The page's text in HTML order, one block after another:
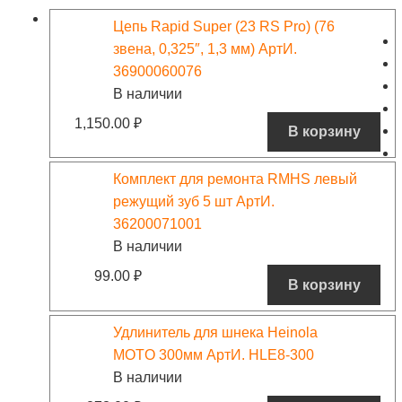
Цепь Rapid Super (23 RS Pro) (76
звена, 0,325″, 1,3 мм) АртИ.
36900060076
В наличии
1,150.00 ₽
В корзину
Комплект для ремонта RMHS левый
режущий зуб 5 шт АртИ.
36200071001
В наличии
99.00 ₽
В корзину
Удлинитель для шнека Heinola
MOTO 300мм АртИ. HLE8-300
В наличии